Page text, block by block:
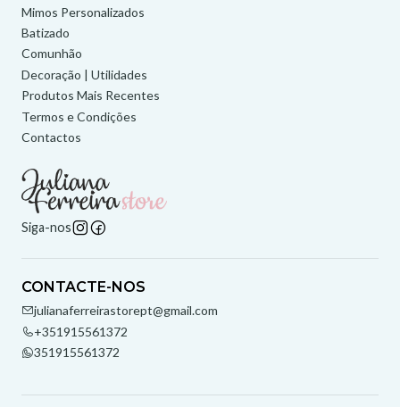
Mimos Personalizados
Batizado
Comunhão
Decoração | Utilidades
Produtos Mais Recentes
Termos e Condições
Contactos
Siga-nos
CONTACTE-NOS
julianaferreirastorept@gmail.com
+351915561372
351915561372